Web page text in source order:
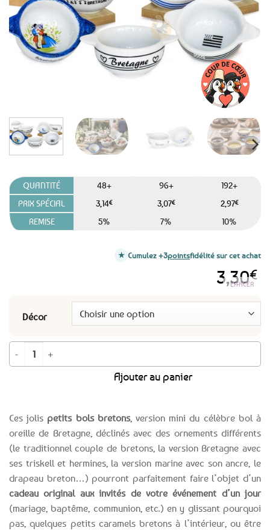
favoris
Ces jolis petits bols bretons, version mini du célèbre bol à
oreille de Bretagne, déclinés avec des ornements différents
(le traditionnel couple de bretons, la version Bretagne avec
ses triskell et hermines, la version marine avec son ancre, le
drapeau breton…) pourront parfaitement faire l’objet d’un
cadeau original aux invités de votre événement d’un jour
(mariage, baptême, communion, etc.) en y glissant pourquoi
pas, quelques petits caramels bretons à l’intérieur, ou être
QUANTITÉ 48+ 96+
192+
PRIX SPÉCIAL
3,14€ 3,07€ 2,97€
REMISE 5% 7% 10%
3,30€
Décor
EFFACER
quantité de Mini bol breton à oreilles - 7 décors
Ajouter au panier
Cumulez +3pointsfidélité sur cet achat